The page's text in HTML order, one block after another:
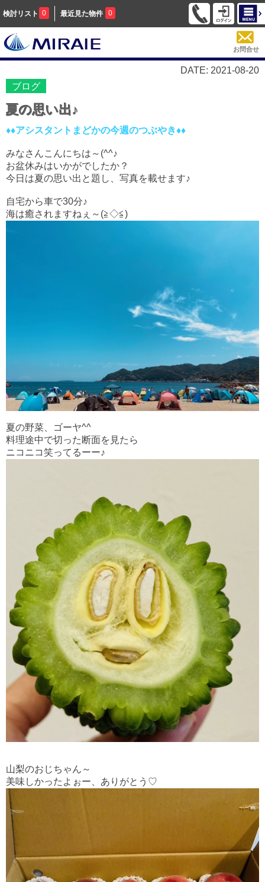
検討リスト 0 最近見た物件 0
お問合せ
DATE: 2021-08-20
ブログ
夏の思い出♪
♦♦アシスタントまどかの今週のつぶやき♦♦
みなさんこんにちは～(^^♪
お盆休みはいかがでしたか？
今日は夏の思い出と題し、写真を載せます♪
自宅から車で30分♪
海は癒されますねぇ～(≧◇≦)
夏の野菜、ゴーヤ^^
料理途中で切った断面を見たら
ニコニコ笑ってるーー♪
山梨のおじちゃん～
美味しかったよぉー、ありがとう♡